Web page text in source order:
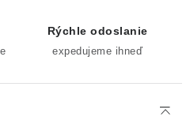
Rýchle odoslanie
expedujeme ihneď